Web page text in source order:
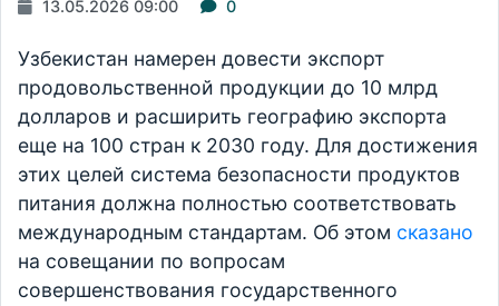
13.05.2026 09:00 0
Узбекистан намерен довести экспорт
продовольственной продукции до 10 млрд
долларов и расширить географию экспорта
еще на 100 стран к 2030 году. Для достижения
этих целей система безопасности продуктов
питания должна полностью соответствовать
международным стандартам. Об этом сказано
на совещании по вопросам
совершенствования государственного